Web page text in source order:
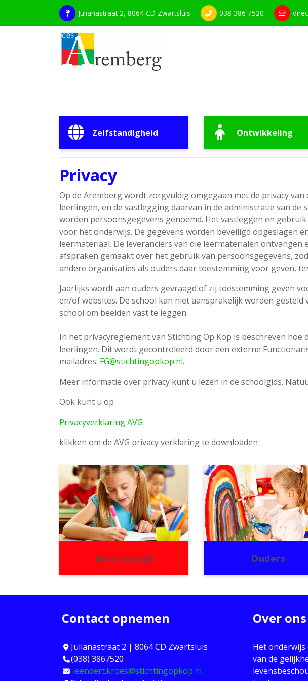
Julianastraat 2, 8064 CD Zwartsluis 038 386 7520
Zelfstandigheid Ontwikkeling
Privacy
Op de Aremberg wordt zorgvuldig omgegaan met de privacy
leerlingen, en de vastlegging daarvan in de administratie van
worden persoonsgegevens genoemd. Het vastleggen en
voor het onderwijs. De gegevens worden beveiligd opgeslagen
leermateriaal. De leveranciers van die leermaterialen
afspraken gemaakt over het gebruik van persoonsgegevens,
andere organisaties als ouders daar toestemming voor geven,
Jaarlijks wordt aan ouders gevraagd of zij toestemming geven
en/of websites. De school kan niet aansprakelijk worden
school om beelden vast te leggen.
In het privacyreglement van Stichting Op Kop is beschreven
leerlingen. Dit wordt gecontroleerd door een externe
mailadres: FG@stichtingopkop.nl.
Meer informatie over privacy kunt u lezen in de schoolgids.
Ook kunt u op
Privacyverklaring AVG
klikken om de AVG privacy verklaring te downloaden
Onze school Ouders
Contact opnemen
Julianastraat 2 | 8064 CD Zwartsluis
(038) 3867520
leendert.kroes@stichtingopkop.nl
Over ons
Het
van de